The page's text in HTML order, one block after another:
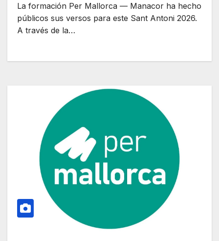
La formación Per Mallorca — Manacor ha hecho
públicos sus versos para este Sant Antoni 2026.
A través de la…